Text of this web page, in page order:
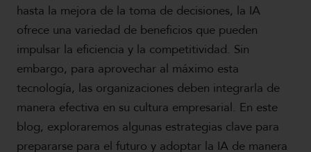
hasta la mejora de la toma de decisiones, la IA
ofrece una variedad de beneficios que pueden
impulsar la eficiencia y la competitividad. Sin
embargo, para aprovechar al máximo esta
tecnología, las organizaciones deben integrarla de
manera efectiva en su cultura empresarial. En este
blog, exploraremos algunas estrategias clave para
prepararse para el futuro y adoptar la IA de manera